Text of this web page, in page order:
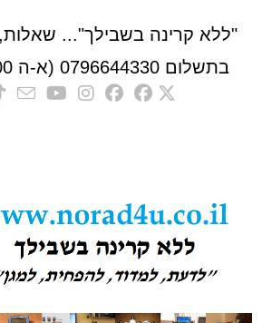
קרינה בשבילך"... שאלות,
0796644330 (א-ה 09:00-12:00)